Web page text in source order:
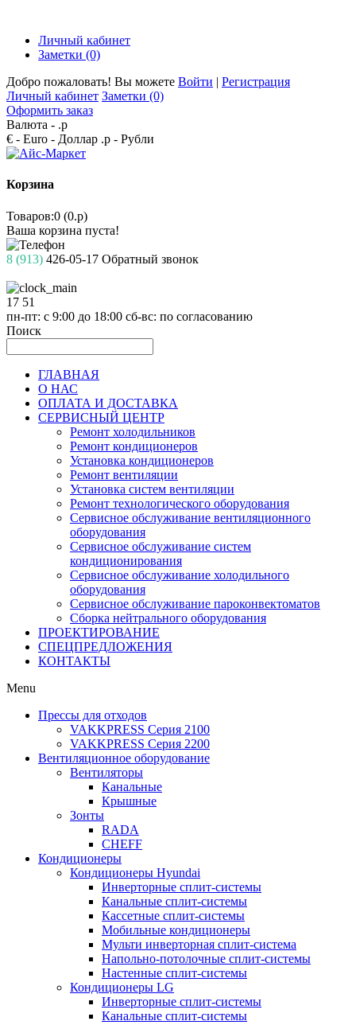
Личный кабинет
Заметки (0)
Добро пожаловать! Вы можете Войти | Регистрация
Личный кабинет Заметки (0)
Оформить заказ
Валюта - .р
€ - Euro - Доллар .р - Рубли
Корзина
Товаров:0 (0.р)
Ваша корзина пуста!
8 (913) 426-05-17 Обратный звонок
17 51
пн-пт: с 9:00 до 18:00 сб-вс: по согласованию
Поиск
ГЛАВНАЯ
О НАС
ОПЛАТА И ДОСТАВКА
СЕРВИСНЫЙ ЦЕНТР
Ремонт холодильников
Ремонт кондиционеров
Установка кондиционеров
Ремонт вентиляции
Установка систем вентиляции
Ремонт технологического оборудования
Cервисное обслуживание вентиляционного
оборудования
Cервисное обслуживание систем
кондиционирования
Cервисное обслуживание холодильного
оборудования
Сервисное обслуживание пароконвектоматов
Сборка нейтрального оборудования
ПРОЕКТИРОВАНИЕ
СПЕЦПРЕДЛОЖЕНИЯ
КОНТАКТЫ
Menu
Прессы для отходов
VAKKPRESS Серия 2100
VAKKPRESS Серия 2200
Вентиляционное оборудование
Вентиляторы
Канальные
Крышные
Зонты
RADA
CHEFF
Кондиционеры
Кондиционеры Hyundai
Инверторные сплит-системы
Канальные сплит-системы
Кассетные сплит-системы
Мобильные кондиционеры
Мульти инверторная сплит-система
Напольно-потолочные сплит-системы
Настенные сплит-системы
Кондиционеры LG
Инверторные сплит-системы
Канальные сплит-системы